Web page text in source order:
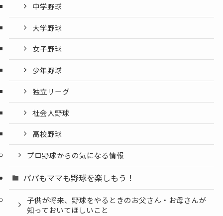
中学野球
大学野球
女子野球
少年野球
独立リーグ
社会人野球
高校野球
プロ野球からの気になる情報
パパもママも野球を楽しもう！
子供が将来、野球をやるときのお父さん・お母さんが
知っておいてほしいこと